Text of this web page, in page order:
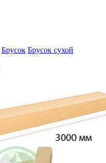
Брусок Брусок сухой